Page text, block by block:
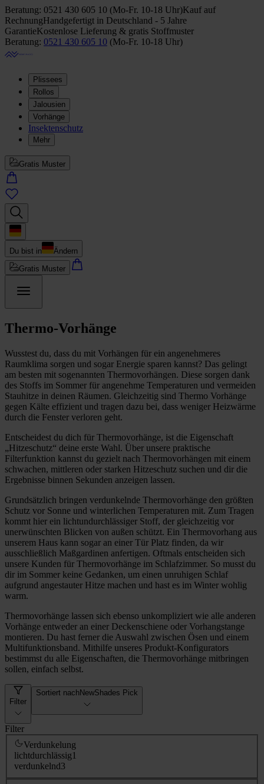
Beratung: 0521 430 605 10 (Mo-Fr. 10-18 Uhr)Kauf auf
RechnungHandgefertigt in Deutschland - 5 Jahre
GarantieKostenlose Lieferung & gratis Stoffmuster
Beratung: 0521 430 605 10 (Mo-Fr. 10-18 Uhr)
Plissees
Rollos
Jalousien
Vorhänge
Insektenschutz
Mehr
Gratis Muster
Du bist in
Ändern
Gratis Muster
Thermo-Vorhänge
Wusstest du, dass du mit Vorhängen für ein angenehmeres
Raumklima sorgen und sogar Energie sparen kannst? Das gelingt
am besten mit sogenannten Thermovorhängen. Diese sorgen dank
des Stoffs im Sommer für angenehme Temperaturen und vermeiden
Stauhitze in deinen Räumen. Gleichzeitig sind Thermo Vorhänge
gegen Kälte effizient und tragen dazu bei, dass weniger Heizwärme
durch die Fenster verloren geht.
Entscheidest du dich für Thermovorhänge, ist die Eigenschaft
„Hitzeschutz“ deine erste Wahl. Über unsere praktische
Filterfunktion kannst du gezielt nach Thermovorhängen mit einem
schwachen, mittleren oder starken Hitzeschutz suchen und dir die
Ergebnisse binnen Sekunden anzeigen lassen.
Grundsätzlich bringen verdunkelnde Thermovorhänge den größten
Schutz vor Sonne und winterlichen Temperaturen mit. Zum Tragen
kommt hier ein lichtundurchlässiger Stoff, der gleichzeitig vor
unerwünschten Blicken von außen schützt. Ein Thermovorhang aus
unserem Haus kann sogar an einer Tür Platz finden, da wir
ausschließlich Maßgardinen anfertigen. Oftmals entscheiden sich
unsere Kunden für Thermovorhänge im Schlafzimmer. So musst du
dir im Sommer keine Gedanken, um einen unruhigen Schlaf
aufgrund angestauter Hitze machen und hast es im Winter wohlig
warm.
Thermovorhänge lassen sich ebenso unkompliziert wie alle anderen
Vorhänge entweder an einer Deckenschiene oder Vorhangstange
montieren. Du hast ferner die Auswahl zwischen Ösen und einem
Multifunktionsband. Mithilfe unseres Produkt-Konfigurators
bestimmst du alle Eigenschaften, die Thermovorhänge mitbringen
sollen, einfach selbst.
Filter
Sortiert nachNewShades Pick
Filter
Verdunkelung
lichtdurchlässig1
verdunkelnd3